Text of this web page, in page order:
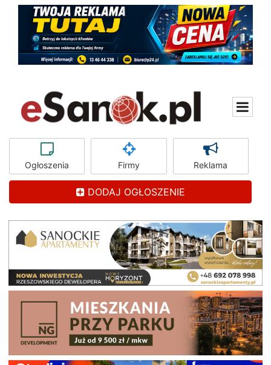
Ogłoszenia Firmy Reklama
DODAJ OGŁOSZENIE